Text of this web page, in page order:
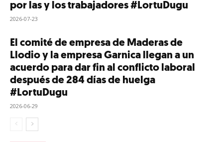
por las y los trabajadores #LortuDugu
2026-07-23
El comité de empresa de Maderas de
Llodio y la empresa Garnica llegan a un
acuerdo para dar fin al conflicto laboral
después de 284 días de huelga
#LortuDugu
2026-06-29